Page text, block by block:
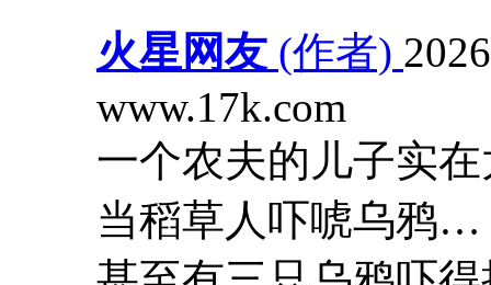
火星网友 (作者)
www.17k.com
一个农夫的儿子实
当稻草人吓唬乌鸦…